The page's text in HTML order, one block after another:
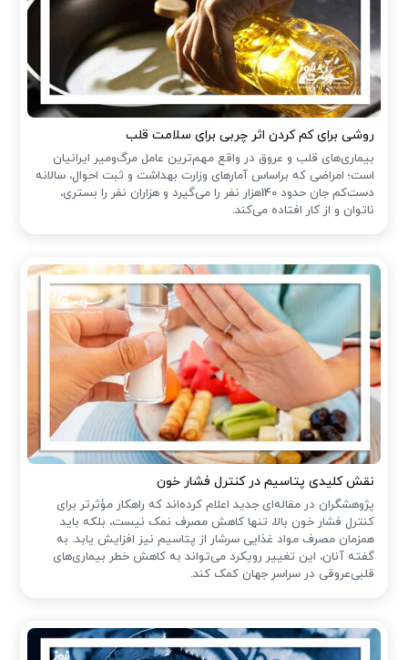
روشی برای کم کردن اثر چربی برای سلامت قلب
بیماری‌های قلب و عروق در واقع مهم‌ترین عامل مرگ‌ومیر ایرانیان
است؛ امراضی که براساس آمارهای وزارت بهداشت و ثبت احوال، سالانه
دست‌کم جان حدود 140هزار نفر را می‌گیرد و هزاران نفر را بستری،
ناتوان و از کار افتاده می‌کند.
نقش کلیدی پتاسیم در کنترل فشار خون
پژوهشگران در مقاله‌ای جدید اعلام کرده‌اند که راهکار مؤثرتر برای
کنترل فشار خون بالا، تنها کاهش مصرف نمک نیست، بلکه باید
همزمان مصرف مواد غذایی سرشار از پتاسیم نیز افزایش یابد. به
گفته آنان، این تغییر رویکرد می‌تواند به کاهش خطر بیماری‌های
قلبی‌عروقی در سراسر جهان کمک کند.